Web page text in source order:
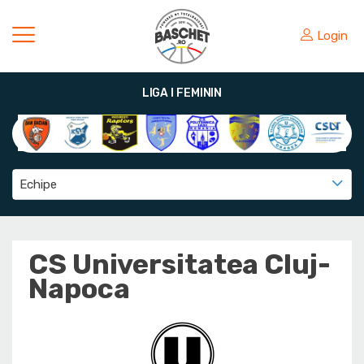
Login
LIGA I FEMININ
Echipe
CS Universitatea Cluj-
Napoca